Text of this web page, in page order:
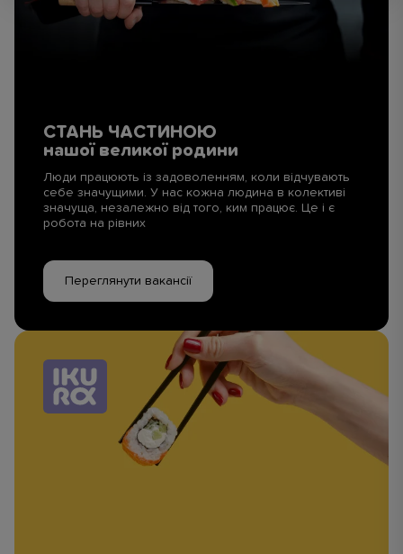
СТАНЬ ЧАСТИНОЮ
нашої великої родини
Люди працюють із задоволенням, коли відчувають
себе значущими. У нас кожна людина в колективі
значуща, незалежно від того, ким працює. Це і є
робота на рівних
Переглянути вакансії